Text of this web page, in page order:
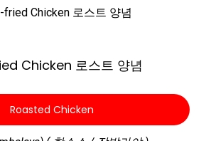
Chicken 로스트 양념
Roasted Chicken